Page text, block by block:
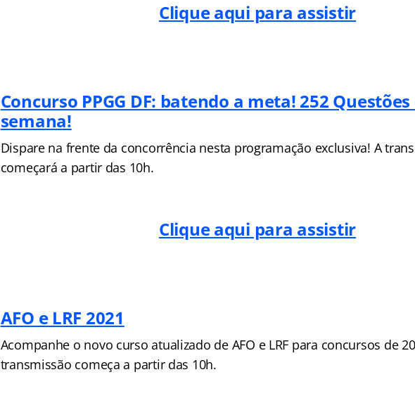
Clique aqui para assistir
Concurso PPGG DF: batendo a meta! 252
semana!
Dispare na frente da concorrência nesta programação exclusiva! A
começará a partir das 10h.
Clique aqui para assistir
AFO e LRF 2021
Acompanhe o novo curso atualizado de AFO e LRF para concursos de
transmissão começa a partir das 10h.